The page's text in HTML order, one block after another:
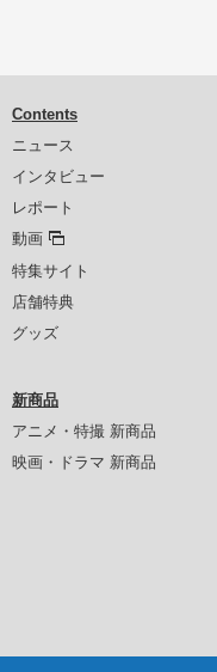
Contents
ニュース
インタビュー
レポート
動画
特集サイト
店舗特典
グッズ
新商品
アニメ・特撮 新商品
映画・ドラマ 新商品